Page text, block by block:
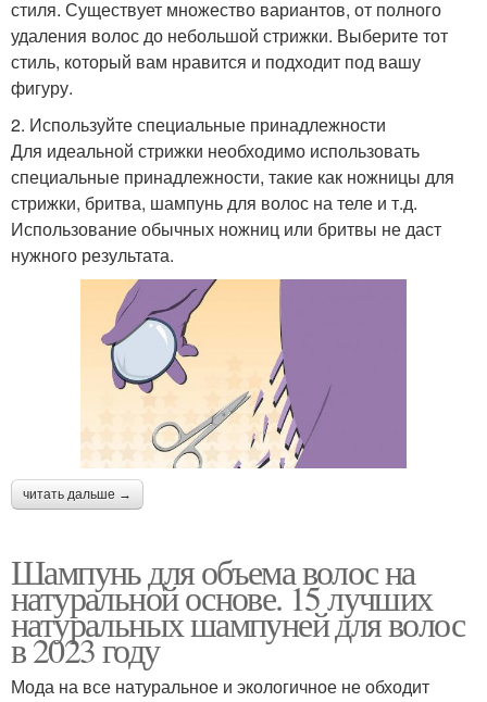
стиля. Существует множество вариантов, от полного
удаления волос до небольшой стрижки. Выберите тот
стиль, который вам нравится и подходит под вашу
фигуру.
2. Используйте специальные принадлежности
Для идеальной стрижки необходимо использовать
специальные принадлежности, такие как ножницы для
стрижки, бритва, шампунь для волос на теле и т.д.
Использование обычных ножниц или бритвы не даст
нужного результата.
читать дальше →
Шампунь для объема волос на
натуральной основе. 15 лучших
натуральных шампуней для волос
в 2023 году
Мода на все натуральное и экологичное не обходит